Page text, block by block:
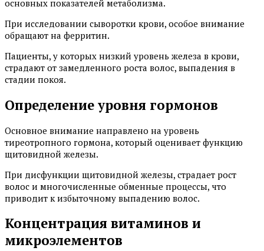
основных показателей метаболизма.
При исследовании сыворотки крови, особое внимание
обращают на ферритин.
Пациенты, у которых низкий уровень железа в крови,
страдают от замедленного роста волос, выпадения в
стадии покоя.
Определение уровня гормонов
Основное внимание направлено на уровень
тиреотропного гормона, который оценивает функцию
щитовидной железы.
При дисфункции щитовидной железы, страдает рост
волос и многочисленные обменные процессы, что
приводит к избыточному выпадению волос.
Концентрация витаминов и
микроэлементов